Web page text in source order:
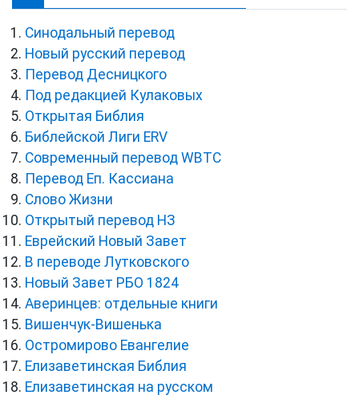
Синодальный перевод
Новый русский перевод
Перевод Десницкого
Под редакцией Кулаковых
Открытая Библия
Библейской Лиги ERV
Cовременный перевод WBTC
Перевод Еп. Кассиана
Слово Жизни
Открытый перевод НЗ
Еврейский Новый Завет
В переводе Лутковского
Новый Завет РБО 1824
Аверинцев: отдельные книги
Вишенчук-Вишенька
Остромирово Евангелие
Елизаветинская Библия
Елизаветинская на русском